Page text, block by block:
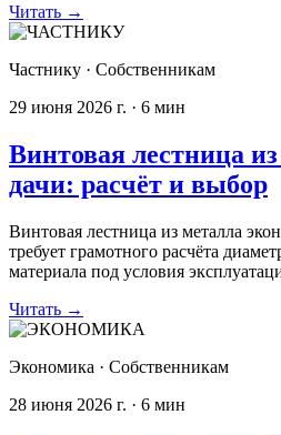
Читать →
Частнику · Собственникам
29 июня 2026 г. · 6 мин
Винтовая лестница
дачи: расчёт и выбор
Винтовая лестница из металла
требует грамотного расчёта
материала под условия
Читать →
Экономика · Собственникам
28 июня 2026 г. · 6 мин